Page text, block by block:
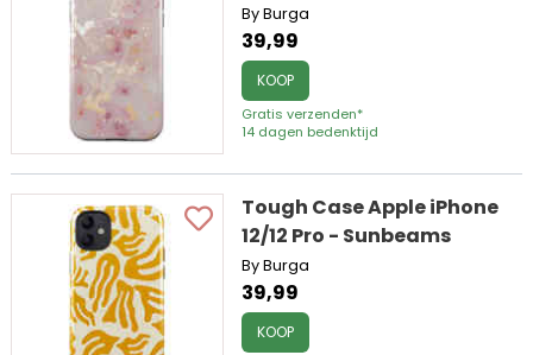
By Burga
39,99
KOOP
Gratis verzenden*
14 dagen bedenktijd
Tough Case Apple iPhone
12/12 Pro - Sunbeams
By Burga
39,99
KOOP